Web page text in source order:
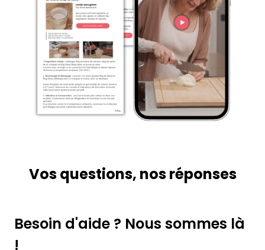
Vos questions, nos réponses
Besoin d'aide ? Nous sommes là
!